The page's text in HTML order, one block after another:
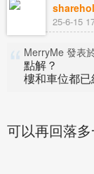
25-6-15
MerryMe 發表
點解？
樓和車位都
可以再回落